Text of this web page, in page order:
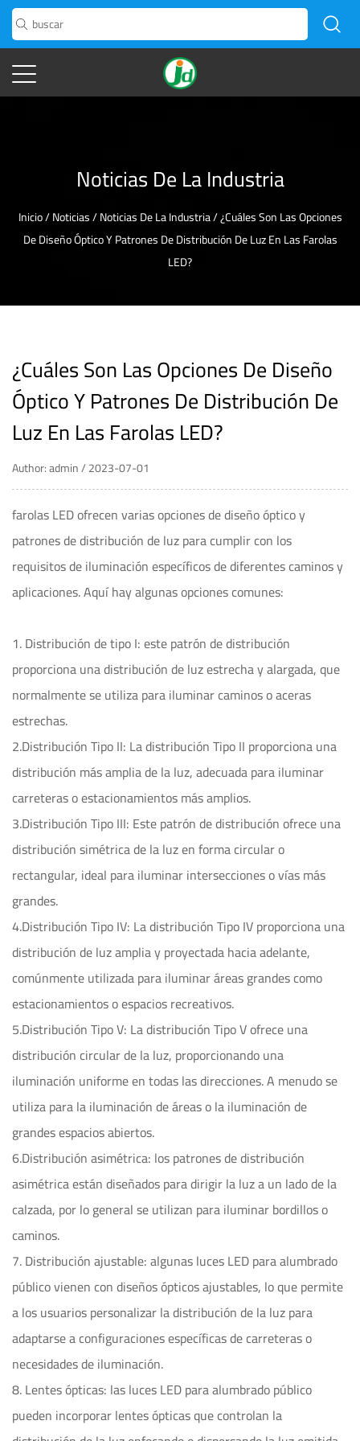
Noticias De La Industria
Inicio/Noticias/Noticias De La Industria/¿Cuáles Son Las Opciones
De Diseño Óptico Y Patrones De Distribución De Luz En Las Farolas
LED?
¿Cuáles Son Las Opciones De Diseño
Óptico Y Patrones De Distribución De
Luz En Las Farolas LED?
Author: admin / 2023-07-01
farolas LEDofrecen varias opciones de diseño óptico y
patrones de distribución de luz para cumplir con los
requisitos de iluminación específicos de diferentes caminos y
aplicaciones. Aquí hay algunas opciones comunes:
1. Distribución de tipo I: este patrón de distribución
proporciona una distribución de luz estrecha y alargada, que
normalmente se utiliza para iluminar caminos o aceras
estrechas.
2.Distribución Tipo II: La distribución Tipo II proporciona una
distribución más amplia de la luz, adecuada para iluminar
carreteras o estacionamientos más amplios.
3.Distribución Tipo III: Este patrón de distribución ofrece una
distribución simétrica de la luz en forma circular o
rectangular, ideal para iluminar intersecciones o vías más
grandes.
4.Distribución Tipo IV: La distribución Tipo IV proporciona una
distribución de luz amplia y proyectada hacia adelante,
comúnmente utilizada para iluminar áreas grandes como
estacionamientos o espacios recreativos.
5.Distribución Tipo V: La distribución Tipo V ofrece una
distribución circular de la luz, proporcionando una
iluminación uniforme en todas las direcciones. A menudo se
utiliza para la iluminación de áreas o la iluminación de
grandes espacios abiertos.
6.Distribución asimétrica: los patrones de distribución
asimétrica están diseñados para dirigir la luz a un lado de la
calzada, por lo general se utilizan para iluminar bordillos o
caminos.
7. Distribución ajustable: algunas luces LED para alumbrado
público vienen con diseños ópticos ajustables, lo que permite
a los usuarios personalizar la distribución de la luz para
adaptarse a configuraciones específicas de carreteras o
necesidades de iluminación.
8. Lentes ópticas: las luces LED para alumbrado público
pueden incorporar lentes ópticas que controlan la